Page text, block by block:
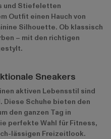
und Stiefeletten
Outfit einen Hauch von
Silhouette. Ob klassisch
– mit den richtigen
Sneakers
aktiven Lebensstil sind
Diese Schuhe bieten den
den ganzen Tag in
perfekte Wahl für Fitness,
lässigen Freizeitlook.